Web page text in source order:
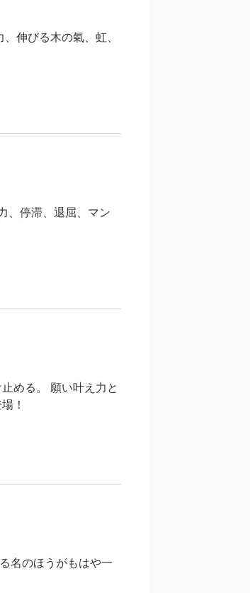
伸びる木の氣、虹、
、停滞、退屈、マン
める。 願い叶え力と
！
名のほうがもはや一